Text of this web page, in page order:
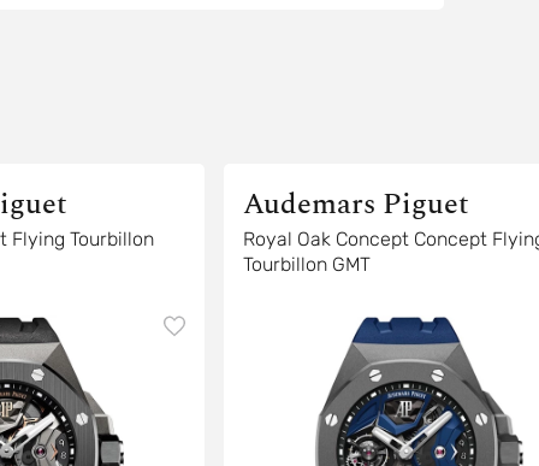
Flying Tourbillon
Audemars Piguet
Royal Oak Concept Concept
Tourbillon GMT